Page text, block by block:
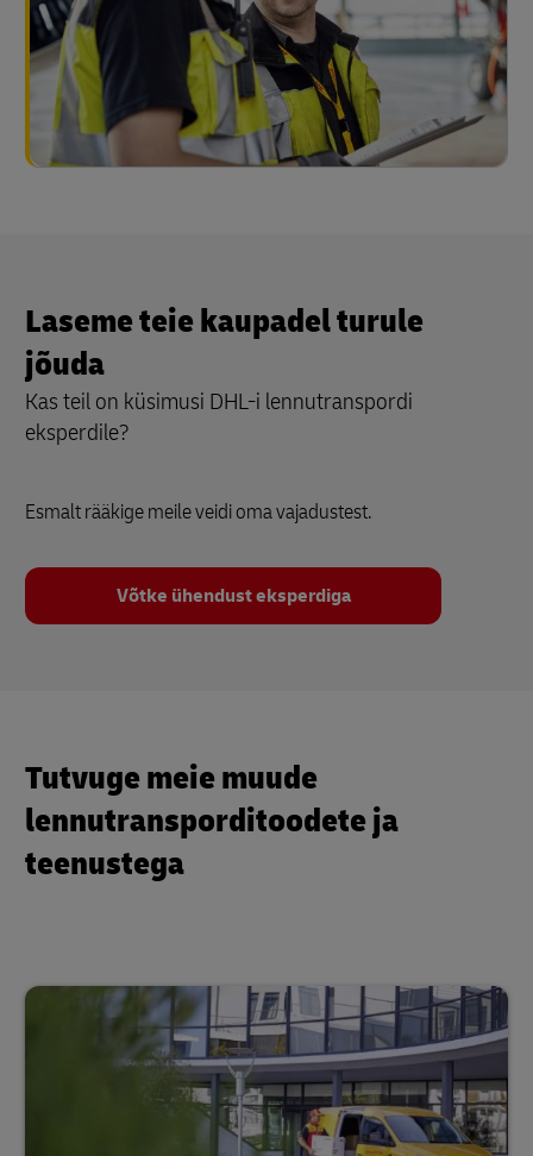
Laseme teie kaupadel turule
jõuda
Kas teil on küsimusi DHL-i lennutranspordi
eksperdile?
Esmalt rääkige meile veidi oma vajadustest.
Võtke ühendust eksperdiga
Tutvuge meie muude
lennutransporditoodete ja
teenustega